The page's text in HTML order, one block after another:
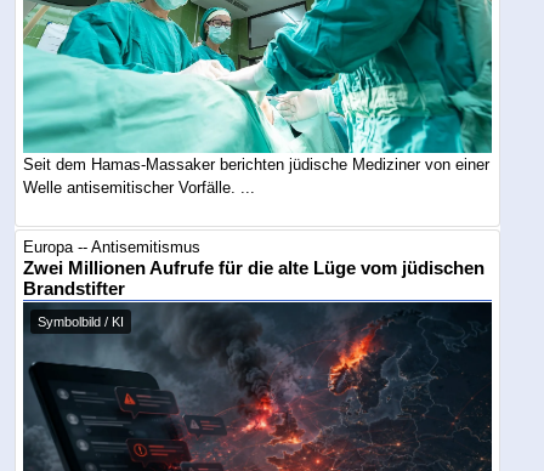
Seit dem Hamas-Massaker berichten jüdische Mediziner von einer
Welle antisemitischer Vorfälle. ...
Europa -- Antisemitismus
Zwei Millionen Aufrufe für die alte Lüge vom jüdischen
Brandstifter
Symbolbild / KI